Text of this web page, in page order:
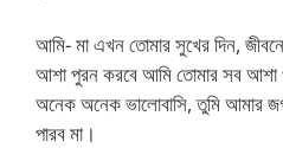
আমি- মা এখন তোমার সুখের দিন,
আশা পুরন করবে আমি তোমার সব
অনেক অনেক ভালোবাসি, তুমি আমার
পারব মা।